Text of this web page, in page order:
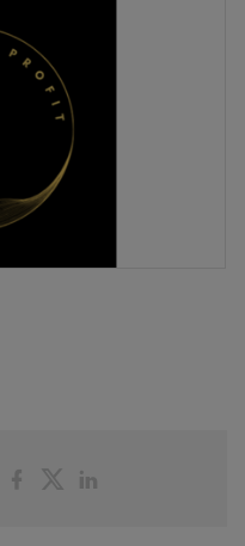
PartagerPartager